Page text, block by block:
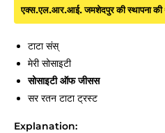
एक्स.एल.आर.आई. जमशेदपुर की स्थापना
टाटा संस्
मेरी सोसाइटी
सोसाइटी ऑफ जीसस
सर रतन टाटा ट्रस्ट
Explanation: